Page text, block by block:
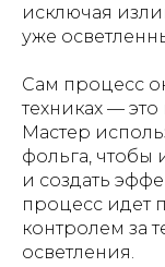
исключая
уже
Сам процесс
техниках —
Мастер
фольга, чтобы
и создать
процесс идет
контролем за
осветления.